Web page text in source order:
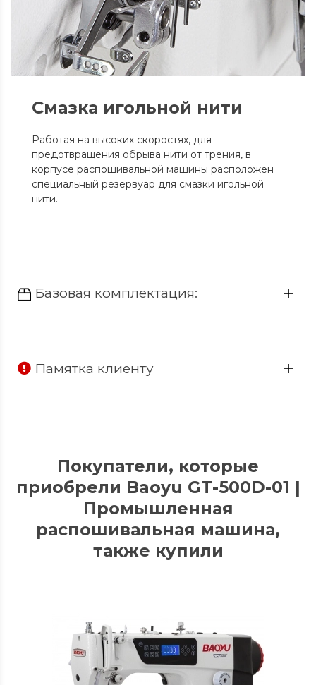
Смазка игольной нити
Работая на высоких скоростях, для
предотвращения обрыва нити от трения, в
корпусе распошивальной машины расположен
специальный резервуар для смазки игольной
нити.
Базовая комплектация:
Памятка клиенту
Покупатели, которые
приобрели Baoyu GT-500D-01 |
Промышленная
распошивальная машина,
также купили